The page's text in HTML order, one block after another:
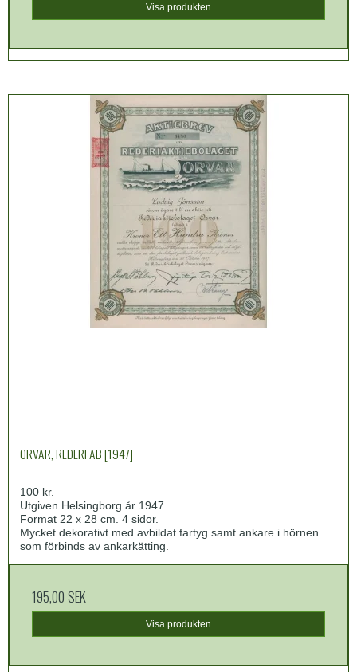
Visa produkten
ORVAR, REDERI AB [1947]
100 kr.
Utgiven Helsingborg år 1947.
Format 22 x 28 cm. 4 sidor.
Mycket dekorativt med avbildat fartyg samt ankare i hörnen
som förbinds av ankarkätting.
195,00 SEK
Visa produkten